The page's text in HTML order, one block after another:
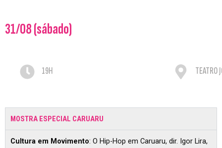
31/08 (sábado)
19H TEATRO
MOSTRA ESPECIAL CARUARU
Cultura em Movimento: O Hip-Hop em Caruaru, dir. Igor Lira,